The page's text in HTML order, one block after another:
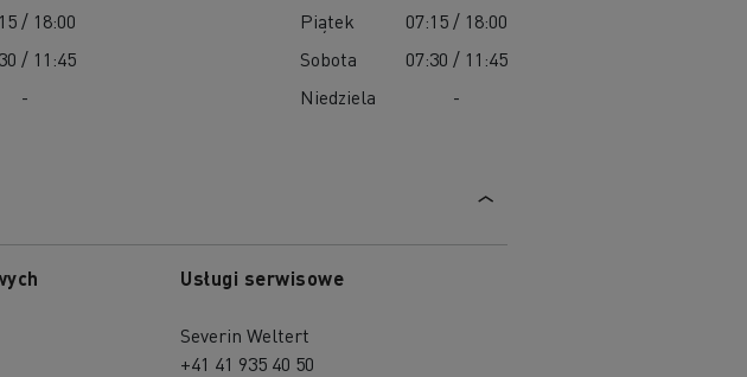
/ 18:00
/ 11:45
-
Piątek
07:15 / 18:00
Sobota
07:30 / 11:45
Niedziela
-
Usługi serwisowe
Severin Weltert
+41 41 935 40 50